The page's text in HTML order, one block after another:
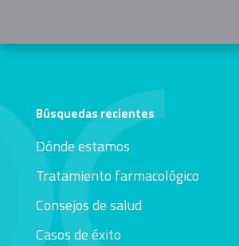
Búsquedas recientes
Dónde estamos
Tratamiento farmacológico
Consejos de salud
Casos de éxito